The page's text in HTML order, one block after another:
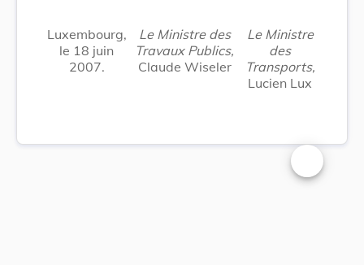
Luxembourg,
le 18 juin
2007.
Le Ministre des
Travaux Publics,
Claude Wiseler
Le Ministre
des
Transports,
Lucien Lux
Changer la